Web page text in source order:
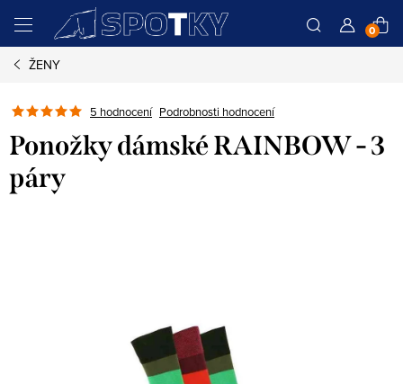
obsah
ŽENY
5 hodnocení Podrobnosti hodnocení
Ponožky dámské RAINBOW - 3
páry